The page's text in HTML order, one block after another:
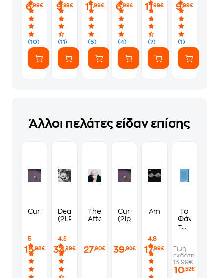
(10)
6,99€
(11)
9,99€
(5)
11,99€
(4)
6,99€
(7)
11,99€
(1)
9,99€
Άλλοι πελάτες είδαν επίσης
Currents
5
15,98€
Deadbeat
(2LP)
4.5
34,99€
The
Afterparty
27,90€
Currents
(2lp)
39,90€
Am
4.8
17,99€
Το
Φάντασμα
της
Τιμή
εκδότη:
13.99€
10,52€